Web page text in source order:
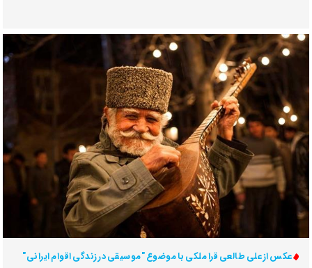
عکس از علی طالعی قرا ملکی با موضوع "موسیقی در زندگی اقوام ایرانی"